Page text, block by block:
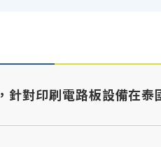
對印刷電路板設備在